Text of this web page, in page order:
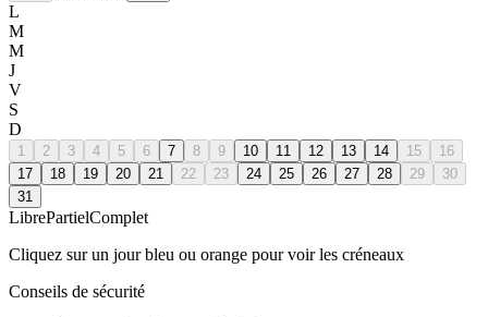
L
M
M
J
V
S
D
1 2 3 4 5 6 7 8 9 10 11 12 13 14 15
16
17
18 19 20 21 22 23 24 25 26 27 28 29
30
31
LibrePartielComplet
Cliquez sur un jour bleu ou orange pour voir les créneaux
Conseils de sécurité